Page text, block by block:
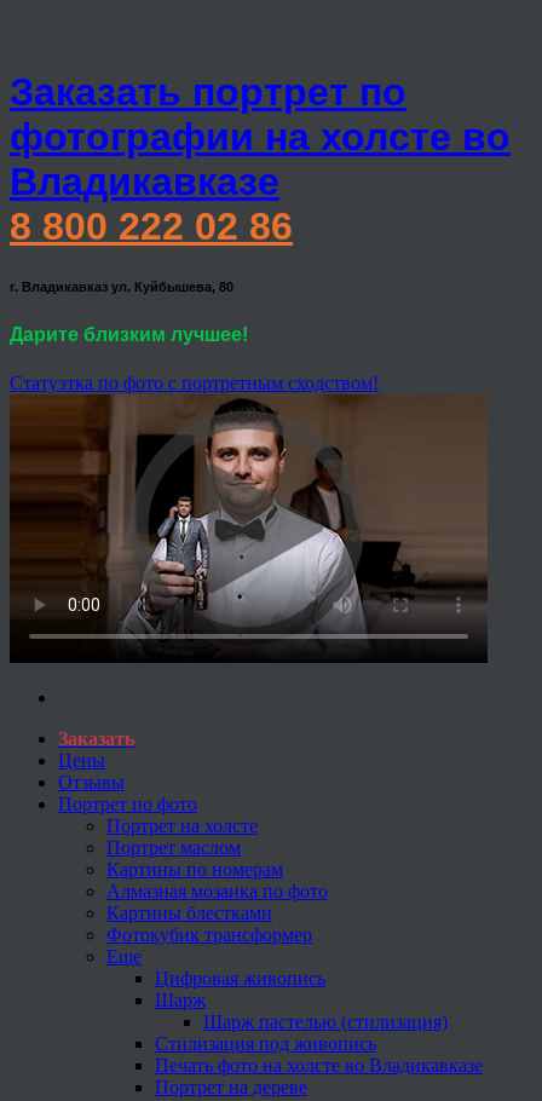
Заказать портрет по
фотографии на холсте во
Владикавказе
8 800 222 02 86
г. Владикавказ ул. Куйбышева, 80
Дарите близким лучшее!
Статуэтка по фото с портретным сходством!
Заказать
Цены
Отзывы
Портрет по фото
Портрет на холсте
Портрет маслом
Картины по номерам
Алмазная мозаика по фото
Картины блестками
Фотокубик трансформер
Еще
Цифровая живопись
Шарж
Шарж пастелью (стилизация)
Стилизация под живопись
Печать фото на холсте во Владикавказе
Портрет на дереве